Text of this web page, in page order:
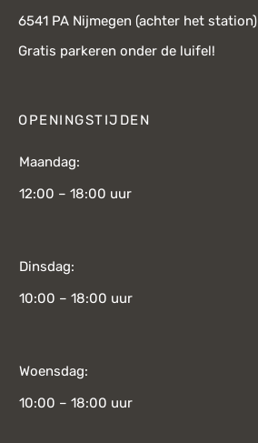
6541 PA Nijmegen (achter het station)
Gratis parkeren onder de luifel!
OPENINGSTIJDEN
Maandag:
12:00 – 18:00 uur
Dinsdag:
10:00 – 18:00 uur
Woensdag:
10:00 – 18:00 uur